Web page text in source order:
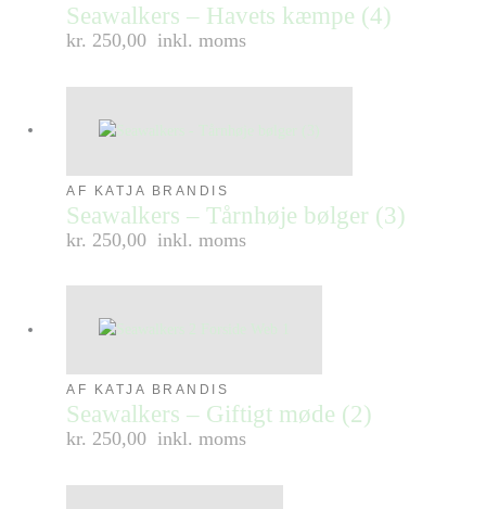
Seawalkers – Havets kæmpe (4)
kr. 250,00 inkl. moms
AF KATJA BRANDIS
Seawalkers – Tårnhøje bølger (3)
kr. 250,00 inkl. moms
AF KATJA BRANDIS
Seawalkers – Giftigt møde (2)
kr. 250,00 inkl. moms